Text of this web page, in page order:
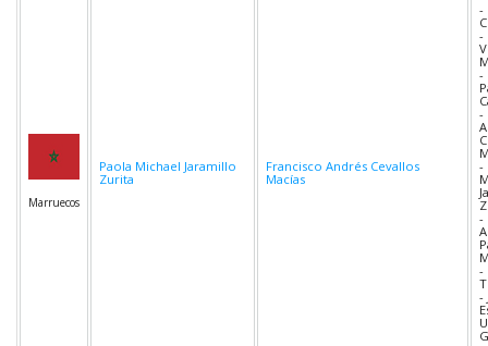
Marruecos
Paola Michael Jaramillo
Zurita
Francisco Andrés Cevallos
Macías
-
-
-
-
-
-
-
-